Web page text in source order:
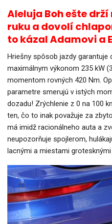
Aleluja Boh ešte
ruku a dovolí
to kázal Adamovi a
Hriešny spôsob jazdy garantuje
maximálnym výkonom 235 kW
momentom rovných 420 Nm.
parametre smerujú v istých
dozadu! Zrýchlenie z 0 na 100
ten, čo to inak považuje za
má imidž racionálneho auta a
neupozorňuje spojlerom,
lacnými a miestami grotesknými